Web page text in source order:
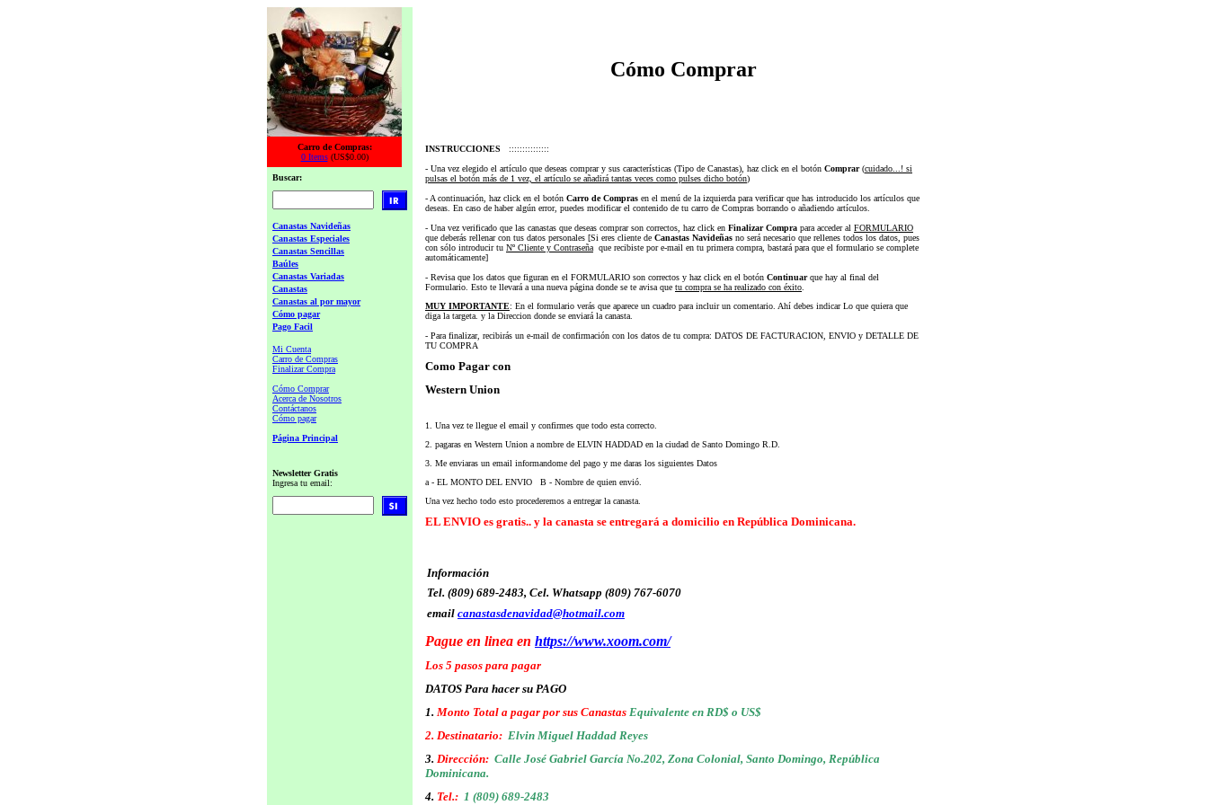
Carro de Compras:
0 Items(US$0.00)
Buscar:
Canastas Navideñas
Canastas Especiales
Canastas Sencillas
Baúles
Canastas Variadas
Canastas
Canastas al por mayor
Cómo pagar
Pago Facil
Mi Cuenta
Carro de Compras
Finalizar Compra
Cómo Comprar
Acerca de Nosotros
Contáctanos
Cómo pagar
Página Principal
Newsletter Gratis
Ingresa tu email:
Cómo Comprar
INSTRUCCIONES
:::::::::::::::
- Una vez elegido el artículo que deseas comprar y sus características (Tipo de Canastas), haz click en el botón Comprar(cuidado...! si
pulsas el botón más de 1 vez, el artículo se añadirá tantas veces como pulses dicho botón)
- A continuación, haz click en el botón Carro de Compras en el menú de la izquierda para verificar que has introducido los artículos que
deseas. En caso de haber algún error, puedes modificar el contenido de tu carro de Compras borrando o añadiendo artículos.
- Una vez verificado que las canastas que deseas comprar son correctos, haz click en Finalizar Compra para acceder al FORMULARIO
que deberás rellenar con tus datos personales [Si eres cliente de Canastas Navideñas no será necesario que rellenes todos los datos, pues
con sólo introducir tu Nº Cliente y Contraseña que recibiste por e-mail en tu primera compra, bastará para que el formulario se complete
automáticamente]
- Revisa que los datos que figuran en el FORMULARIO son correctos y haz click en el botón Continuarque hay al final del
Formulario. Esto te llevará a una nueva página donde se te avisa que tu compra se ha realizado con éxito
MUY IMPORTANTE: En el formulario verás que aparece un cuadro para incluir un comentario. Ahí debes indicar Lo que quiera que
diga la targeta. y la Direccion donde se enviará la canasta.
- Para finalizar, recibirás un e-mail de confirmación con los datos de tu compra: DATOS DE FACTURACION, ENVIO y DETALLE DE
TU COMPRA
Como Pagar con
Western Union
1. Una vez te llegue el email y confirmes que todo esta correcto.
2. pagaras en Western Union a nombre de ELVIN HADDAD en la ciudad de Santo Domingo R.D.
3. Me enviaras un email informandome del pago y me daras los siguientes Datos
a - EL MONTO DEL ENVIO B - Nombre de quien envió.
Una vez hecho todo esto procederemos a entregar la canasta.
EL ENVIO es gratis.. y la canasta se entregará a domicilio en República Dominicana.
Información
Tel. (809) 689-2483, Cel. Whatsapp (809) 767-6070
email canastasdenavidad@hotmail.com
Pague en linea en https://www.xoom.com/
Los 5 pasos para pagar
DATOS Para hacer su PAGO
1. Monto Total a pagar por sus Canastas Equivalente en RD$ o US$
2. Destinatario: Elvin Miguel Haddad Reyes
3. Dirección: Calle José Gabriel García No.202, Zona Colonial, Santo Domingo, República
Dominicana.
4. Tel.: 1 (809) 689-2483